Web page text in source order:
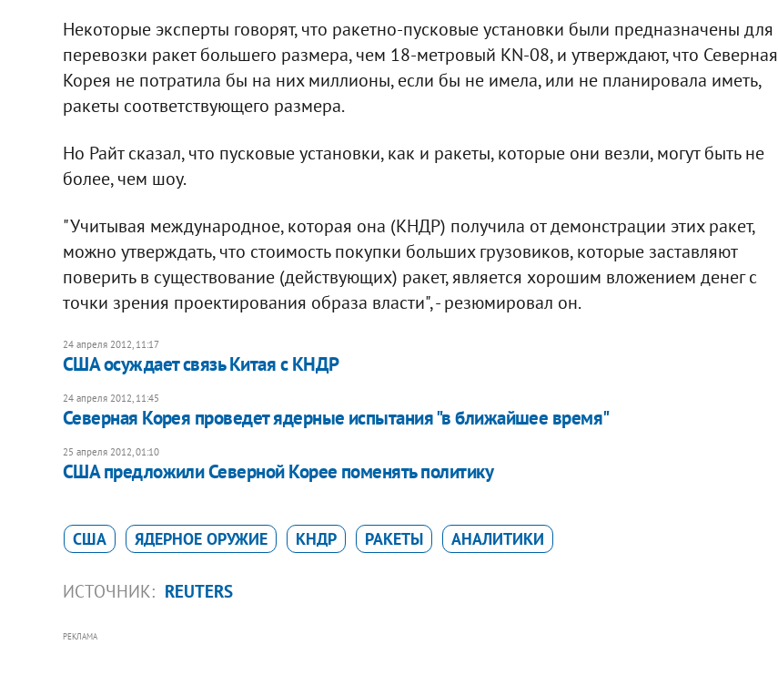
Некоторые эксперты говорят, что ракетно-пусковые установки были предназначены для
перевозки ракет большего размера, чем 18-метровый KN-08, и утверждают, что Северная
Корея не потратила бы на них миллионы, если бы не имела, или не планировала иметь,
ракеты соответствующего размера.
Но Райт сказал, что пусковые установки, как и ракеты, которые они везли, могут быть не
более, чем шоу.
"Учитывая международное, которая она (КНДР) получила от демонстрации этих ракет,
можно утверждать, что стоимость покупки больших грузовиков, которые заставляют
поверить в существование (действующих) ракет, является хорошим вложением денег с
точки зрения проектирования образа власти", - резюмировал он.
24 апреля 2012, 11:17
​США осуждает связь Китая с КНДР
24 апреля 2012, 11:45
Северная Корея проведет ядерные испытания "в ближайшее время"
25 апреля 2012, 01:10
США предложили Северной Корее поменять политику
США ЯДЕРНОЕ ОРУЖИЕ КНДР РАКЕТЫ АНАЛИТИКИ
ИСТОЧНИК: REUTERS
РЕКЛАМА